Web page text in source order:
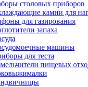
столовых приборов
камни для
для газирования
запаха
машины
для теста
пищевых